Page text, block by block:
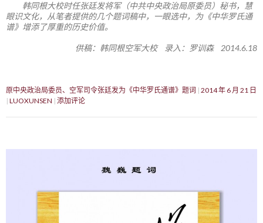
韩同根大校时任张廷发将军（中共中央政治局原委员）秘书，慧
眼识文化，从笔者提供的几个题词稿中，一眼选中，为《中华罗氏通
谱》增添了厚重的历史价值。
供稿：韩同根空军大校 录入：罗训森 2014.6.18
原中央政治局委员、空军司令张廷发为《中华罗氏通谱》题词 2014 年 6 月 21 日
LUOXUNSEN 添加评论